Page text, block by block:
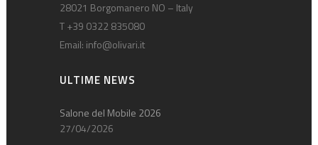
28021 Borgomanero NO – Italy
T +39 0322 835080
Email: info@olivari.it
ULTIME NEWS
Salone del Mobile 2026
27/04/2026